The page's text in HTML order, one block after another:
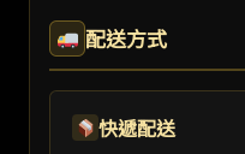
配送方式
快遞配送